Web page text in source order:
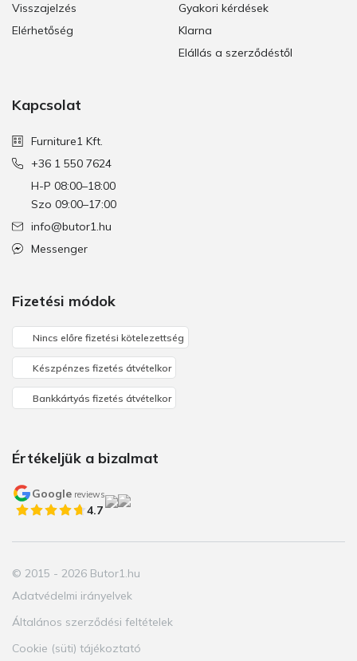
Visszajelzés
Elérhetőség
Gyakori kérdések
Klarna
Elállás a szerződéstől
Kapcsolat
Furniture1 Kft.
+36 1 550 7624
H-P 08:00–18:00
Szo 09:00–17:00
info@butor1.hu
Messenger
Fizetési módok
Nincs előre fizetési kötelezettség
Készpénzes fizetés átvételkor
Bankkártyás fizetés átvételkor
Értékeljük a bizalmat
Google reviews
4.7
© 2015 - 2026 Butor1.hu
Adatvédelmi irányelvek
Általános szerződési feltételek
Cookie (süti) tájékoztató